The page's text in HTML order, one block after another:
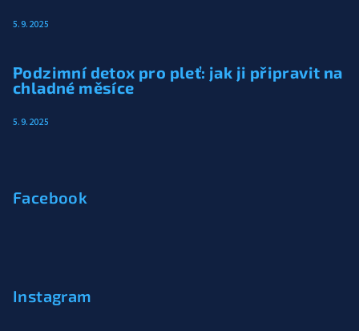
5.9.2025
Podzimní detox pro pleť: jak ji připravit na
chladné měsíce
5.9.2025
Facebook
Instagram